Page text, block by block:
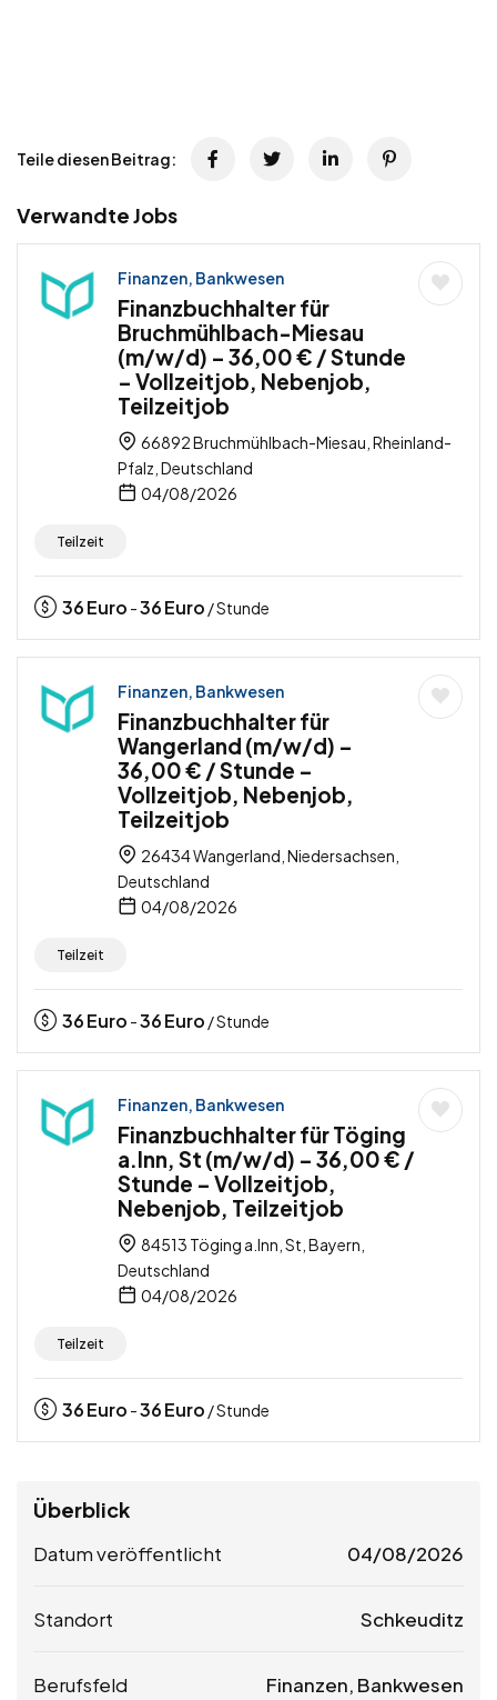
Teile diesen Beitrag:
Verwandte Jobs
Finanzen, Bankwesen
Finanzbuchhalter für
Bruchmühlbach-Miesau
(m/w/d) – 36,00 € / Stunde
– Vollzeitjob, Nebenjob,
Teilzeitjob
66892 Bruchmühlbach-Miesau, Rheinland-
Pfalz, Deutschland
04/08/2026
Teilzeit
36Euro -36Euro / Stunde
Finanzen, Bankwesen
Finanzbuchhalter für
Wangerland (m/w/d) –
36,00 € / Stunde –
Vollzeitjob, Nebenjob,
Teilzeitjob
26434 Wangerland, Niedersachsen,
Deutschland
04/08/2026
Teilzeit
36Euro -36Euro / Stunde
Finanzen, Bankwesen
Finanzbuchhalter für Töging
a.Inn, St (m/w/d) – 36,00 € /
Stunde – Vollzeitjob,
Nebenjob, Teilzeitjob
84513 Töging a.Inn, St, Bayern,
Deutschland
04/08/2026
Teilzeit
36Euro -36Euro / Stunde
Überblick
Datum veröffentlicht 04/08/2026
Standort Schkeuditz
Berufsfeld Finanzen, Bankwesen